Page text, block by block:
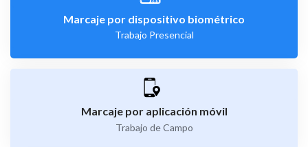
Marcaje por dispositivo biométrico
Trabajo Presencial
Marcaje por aplicación móvil
Trabajo de Campo